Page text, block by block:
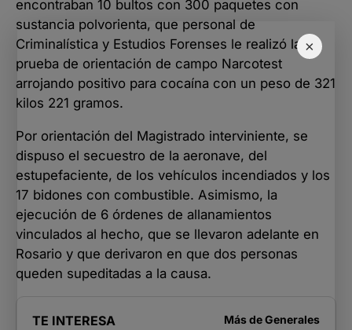
×
encontraban 10 bultos con 300 paquetes con
sustancia polvorienta, que personal de
Criminalística y Estudios Forenses le realizó la
prueba de orientación de campo Narcotest
arrojando positivo para cocaína con un peso de 321
kilos 221 gramos.
Por orientación del Magistrado interviniente, se
dispuso el secuestro de la aeronave, del
estupefaciente, de los vehículos incendiados y los
17 bidones con combustible. Asimismo, la
ejecución de 6 órdenes de allanamientos
vinculados al hecho, que se llevaron adelante en
Rosario y que derivaron en que dos personas
queden supeditadas a la causa.
TE INTERESA Más deGenerales